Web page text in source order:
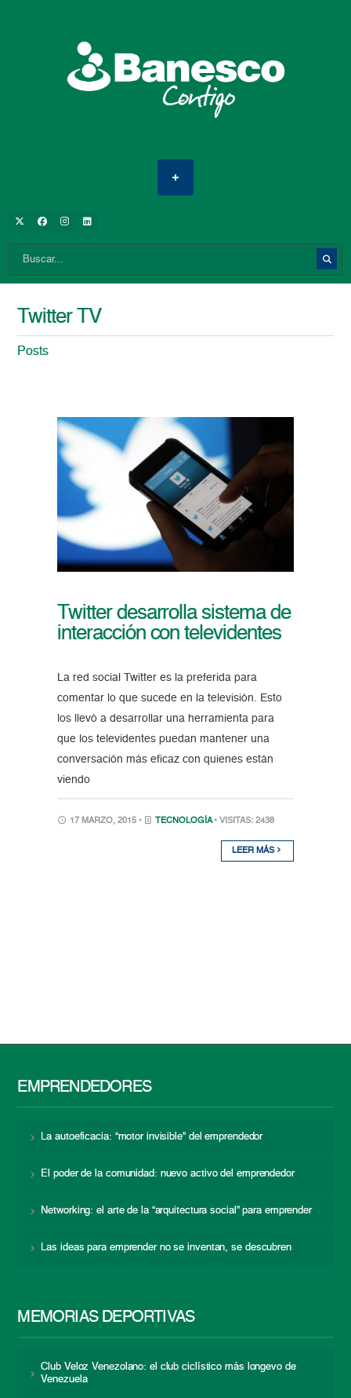
Twitter TV
Posts
Twitter desarrolla sistema de
interacción con televidentes
La red social Twitter es la preferida para
comentar lo que sucede en la televisión. Esto
los llevó a desarrollar una herramienta para
que los televidentes puedan mantener una
conversación más eficaz con quienes están
viendo
17 MARZO, 2015 • TECNOLOGÍA • VISITAS: 2438
LEER MÁS
EMPRENDEDORES
La autoeficacia: “motor invisible” del emprendedor
El poder de la comunidad: nuevo activo del emprendedor
Networking: el arte de la “arquitectura social” para emprender
Las ideas para emprender no se inventan, se descubren
MEMORIAS DEPORTIVAS
Club Veloz Venezolano: el club ciclístico más longevo de
Venezuela